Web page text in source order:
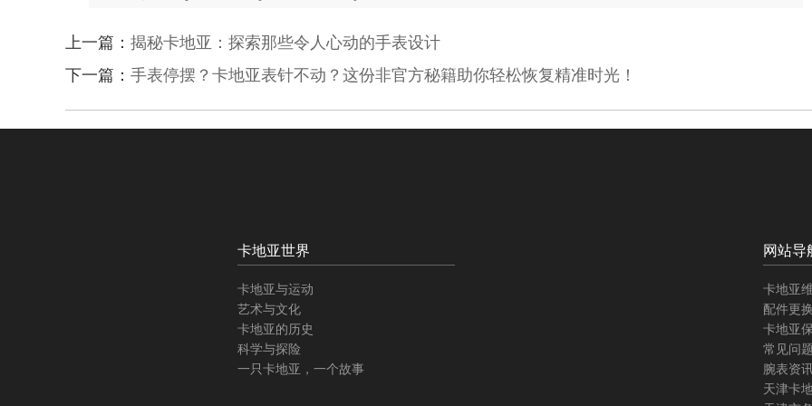
上一篇： 揭秘卡地亚：探索那些令人心动的手表设计
下一篇： 手表停摆？卡地亚表针不动？这份非官方秘籍助你轻松恢复精准时光！
卡地亚世界
卡地亚与运动
艺术与文化
卡地亚的历史
科学与探险
一只卡地亚，一个故事
网站导
卡地亚
配件更换
卡地亚
常见问题
腕表资
天津卡